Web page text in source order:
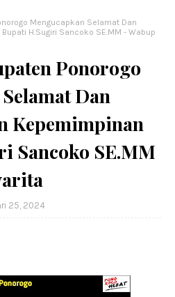
Mengucapkan Selamat Dan
H.Sugiri Sancoko SE.MM - Wabup
Ponorogo
Dan
Kepemimpinan
Sancoko SE.MM
25, 2024